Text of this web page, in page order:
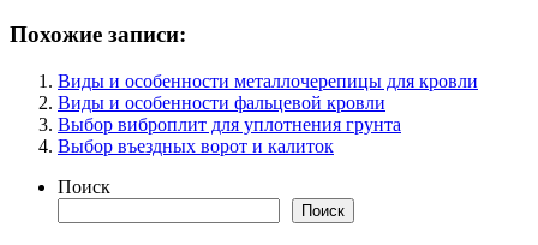
Похожие записи:
Виды и особенности металлочерепицы для кровли
Виды и особенности фальцевой кровли
Выбор виброплит для уплотнения грунта
Выбор въездных ворот и калиток
Поиск
Поиск